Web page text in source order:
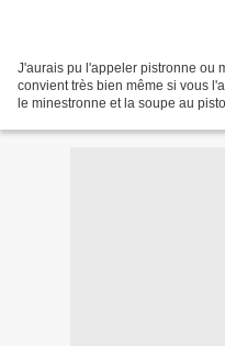
J'aurais pu l'appeler pistronne ou
convient très bien même si vous
le minestronne et la soupe au